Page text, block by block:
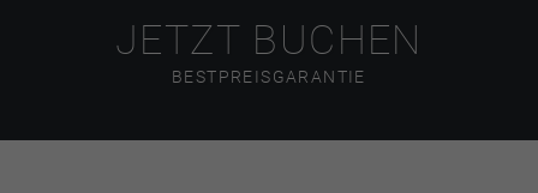
JETZT BUCHEN
BESTPREISGARANTIE